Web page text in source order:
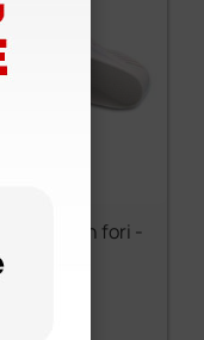
con fori -